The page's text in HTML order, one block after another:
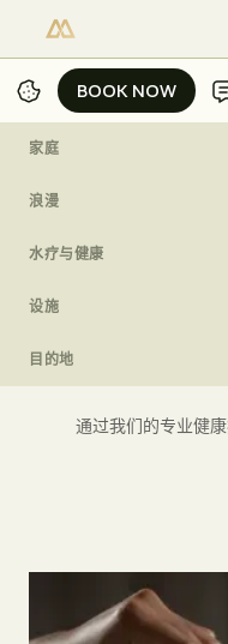
BOOK NOW
BOOK NOW
SPA & WELLBEING
家庭
浪漫
水疗与健康
设施
目的地
主页
通过我们的专业健